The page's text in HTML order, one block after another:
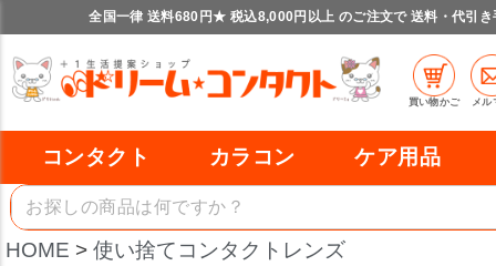
全国一律 送料680円★ 税込8,000円以上 のご注文で 送料・代引き
買い物かご メル
コンタクト カラコン ケア用品
HOME
使い捨てコンタクトレンズ